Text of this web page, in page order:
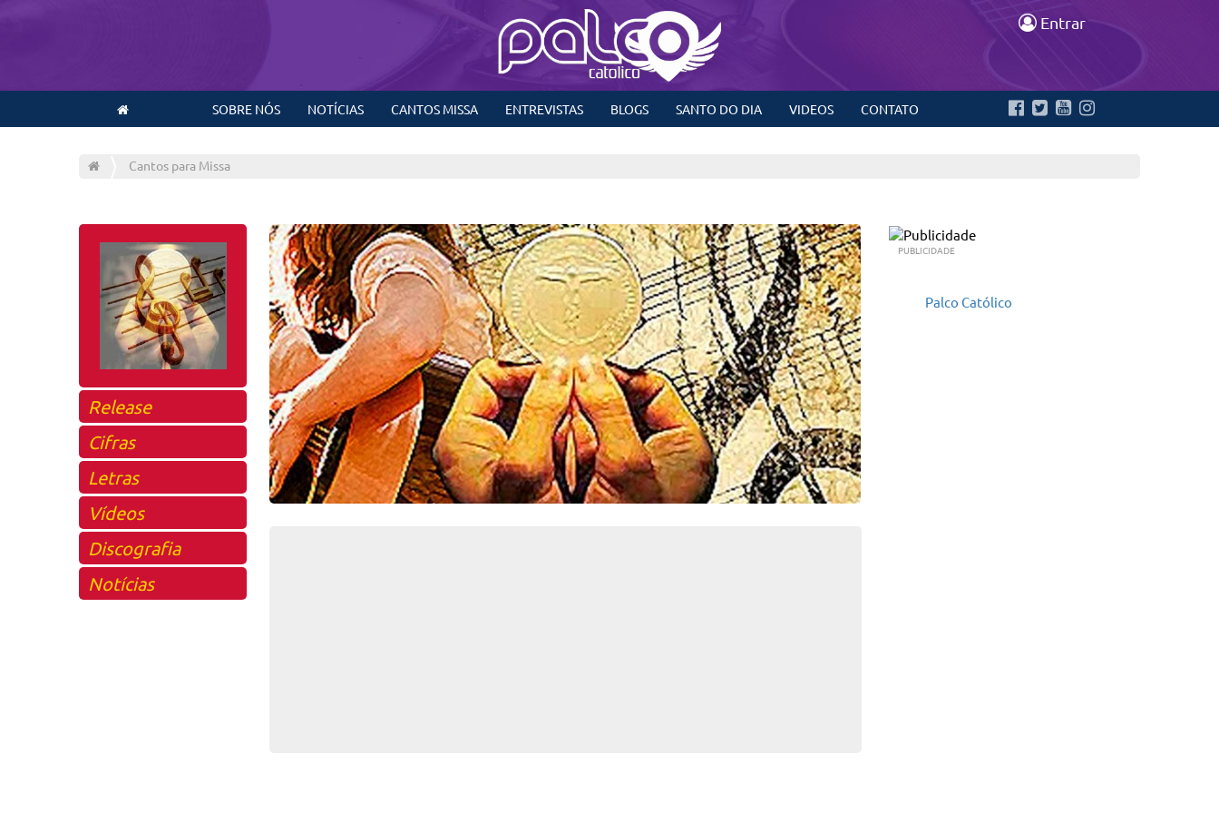
Entrar
SOBRE NÓS NOTÍCIAS CANTOS MISSA ENTREVISTAS BLOGS SANTO DO DIA VIDEOS CONTATO
Cantos para Missa
Release
Cifras
Letras
Vídeos
Discografia
Notícias
PUBLICIDADE
Palco Católico